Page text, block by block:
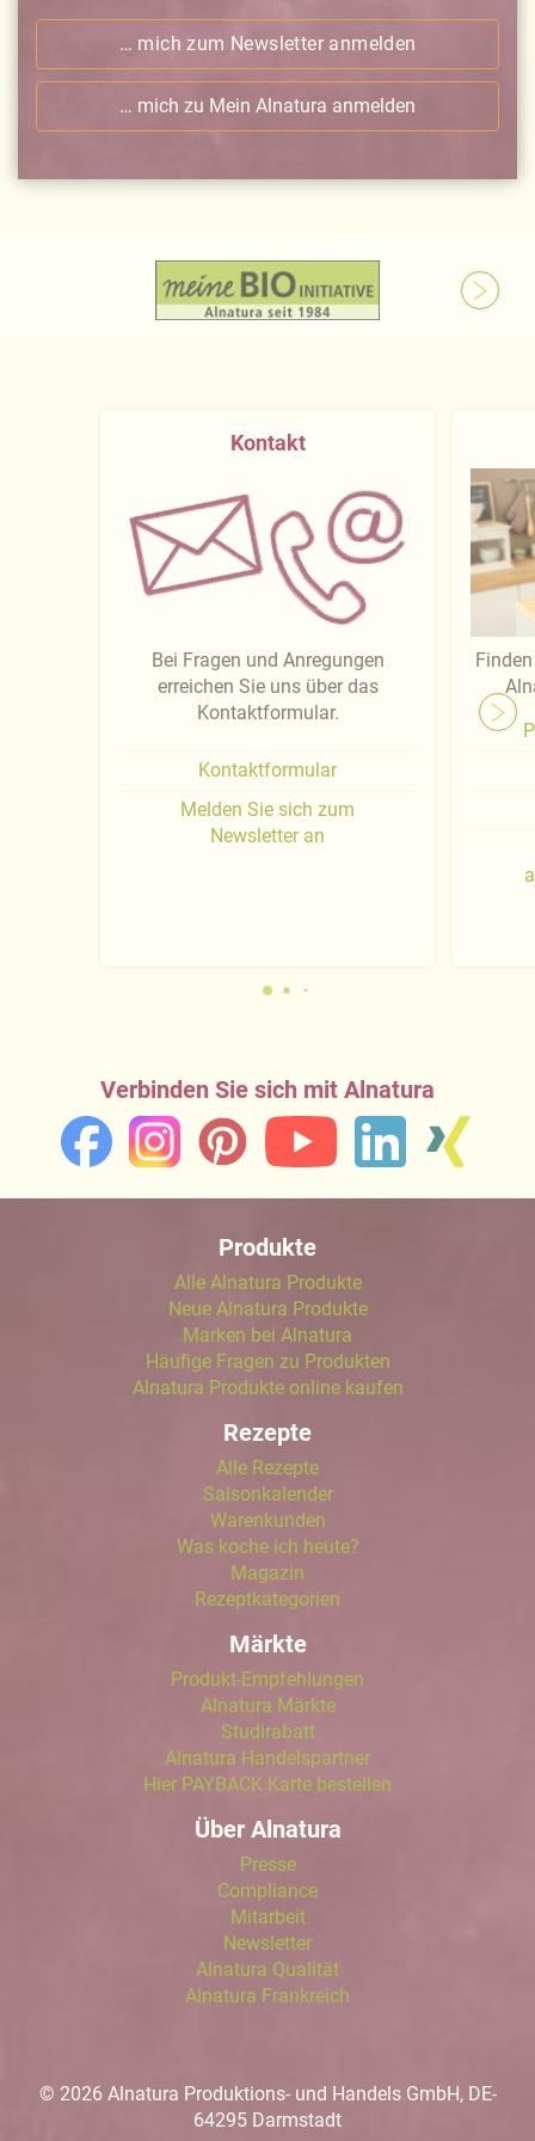
… mich zum Newsletter anmelden
… mich zu Mein Alnatura anmelden
Kontakt
Bei Fragen und Anregungen
erreichen Sie uns über das
Kontaktformular.
Kontaktformular
Melden Sie sich zum
Newsletter an
Verbinden Sie sich mit Alnatura
Produkte
Alle Alnatura Produkte
Neue Alnatura Produkte
Marken bei Alnatura
Häufige Fragen zu Produkten
Alnatura Produkte online kaufen
Rezepte
Alle Rezepte
Saisonkalender
Warenkunden
Was koche ich heute?
Magazin
Rezeptkategorien
Märkte
Produkt-Empfehlungen
Alnatura Märkte
Studirabatt
Alnatura Handelspartner
Hier PAYBACK Karte bestellen
Über Alnatura
Presse
Compliance
Mitarbeit
Newsletter
Alnatura Qualität
Alnatura Frankreich
© 2026 Alnatura Produktions- und Handels GmbH, DE-
64295 Darmstadt